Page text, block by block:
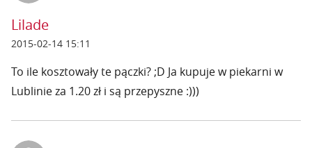
Lilade
2015-02-14 15:11
To ile kosztowały te pączki? ;D Ja kupuje w piekarni w
Lublinie za 1.20 zł i są przepyszne :)))